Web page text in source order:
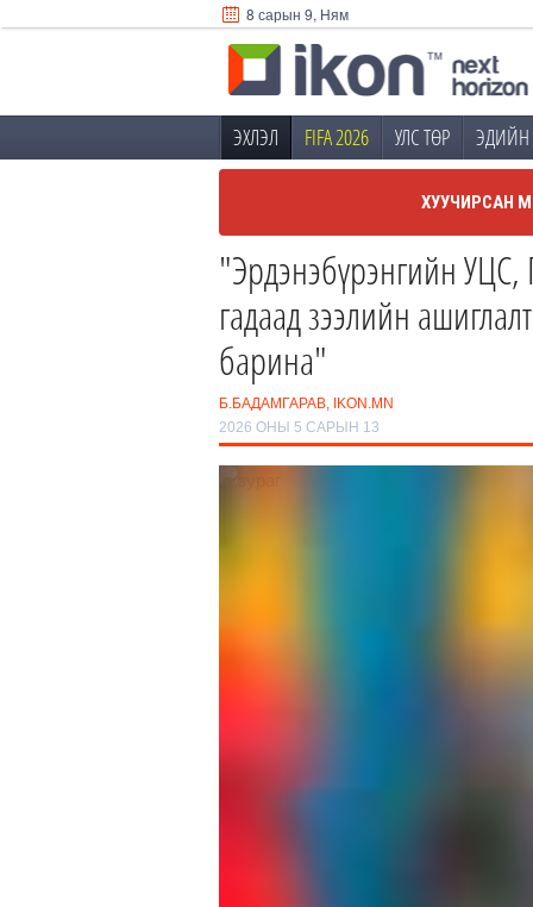
8 сарын 9, Ням
ЭХЛЭЛ FIFA 2026 УЛС ТӨР ЭДИЙН
ХУУЧИРСАН
"Эрдэнэбүрэнгийн УЦС,
гадаад зээлийн
барина"
Б.БАДАМГАРАВ, IKON.MN
2026 ОНЫ 5 САРЫН 13